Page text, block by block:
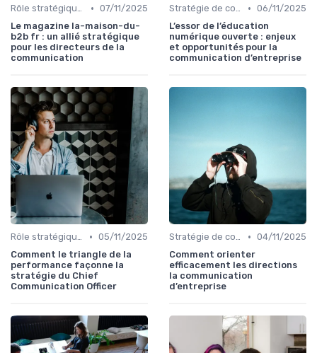
Rôle stratégique du directeur de la communication • 07/11/2025
Le magazine la-maison-du-
b2b fr : un allié stratégique
pour les directeurs de la
communication
Stratégie de communication d’entreprise • 06/11/2025
L’essor de l’éducation
numérique ouverte : enjeux
et opportunités pour la
communication d’entreprise
Rôle stratégique du directeur de la communication • 05/11/2025
Comment le triangle de la
performance façonne la
stratégie du Chief
Communication Officer
Stratégie de communication d’entreprise • 04/11/2025
Comment orienter
efficacement les directions
la communication
d’entreprise